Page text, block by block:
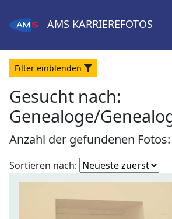
AMS KARRIEREFOTOS
Filter einblenden
Gesucht nach:
Genealoge/
Anzahl der gefundenen Fotos:
Sortieren nach: